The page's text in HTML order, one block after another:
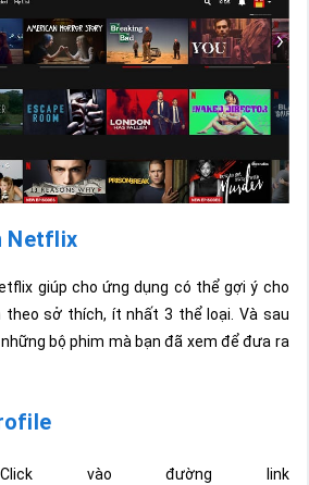
Netflix
giúp cho ứng dụng có thể gợi ý cho
theo sở thích, ít nhất 3 thể loại. Và sau
bộ phim mà bạn đã xem để đưa ra
Click vào đường link